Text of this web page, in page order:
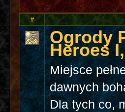
#
Ogrody
Heroes
Miejsce
dawnych
Dla tych co,